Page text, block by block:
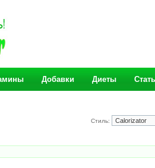
Добавки Диеты
Стиль: